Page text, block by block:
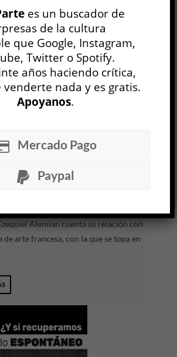
un monumento en vida no es tanto una
—al menos cuando la poeta en
se encuentra desde hace rato entre las
y...
Alemian
Alemian cuenta su relación con
de arte francesa, con la que se topa en
es un buscador de
de la cultura
que Google, Instagram,
Twitter o Spotify.
años haciendo crítica,
nada y es gratis.
Apoyanos.
Mercado Pago
Paypal